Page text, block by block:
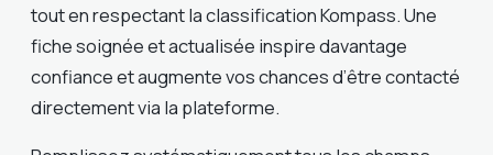
tout en respectant la classification Kompass. Une
fiche soignée et actualisée inspire davantage
confiance et augmente vos chances d’être contacté
directement via la plateforme.